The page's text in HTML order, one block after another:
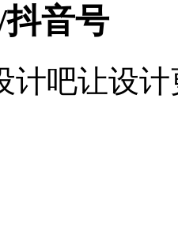
音号
计吧让设